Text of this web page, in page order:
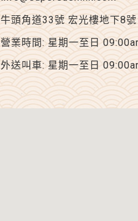
牛頭角道33號 宏光樓地下8號
營業時間: 星期一至日
外送叫車: 星期一至日